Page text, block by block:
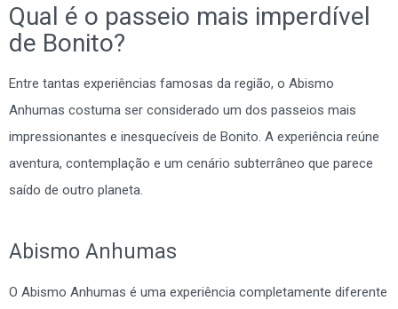
Qual é o passeio mais imperdível
de Bonito?
Entre tantas experiências famosas da região, o Abismo
Anhumas costuma ser considerado um dos passeios mais
impressionantes e inesquecíveis de Bonito. A experiência reúne
aventura, contemplação e um cenário subterrâneo que parece
saído de outro planeta.
Abismo Anhumas
O Abismo Anhumas é uma experiência completamente diferente